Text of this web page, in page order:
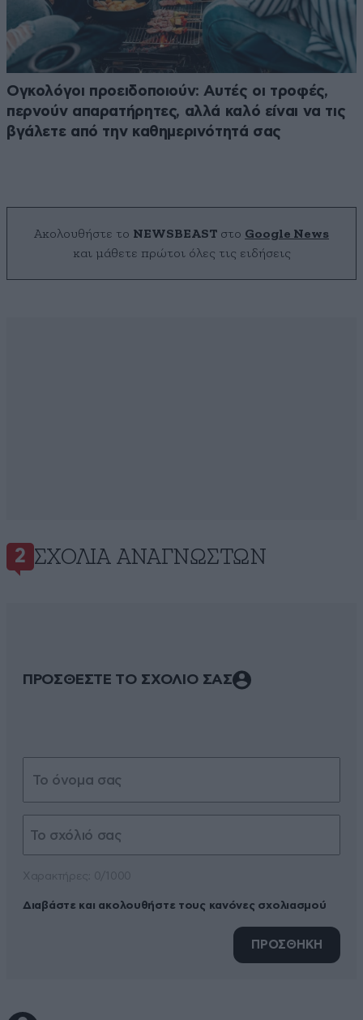
Ογκολόγοι προειδοποιούν: Αυτές οι τροφές,
περνούν απαρατήρητες, αλλά καλό είναι να τις
βγάλετε από την καθημερινότητά σας
Ακολουθήστε το NEWSBEAST στο Google News
και μάθετε πρώτοι όλες τις ειδήσεις
2 ΣΧΌΛΙΑ ΑΝΑΓΝΩΣΤΏΝ
ΠΡΟΣΘΕΣΤΕ ΤΟ ΣΧΟΛΙΟ ΣΑΣ
Διαβάστε και ακολουθήστε τους κανόνες σχολιασμού
ΠΡΟΣΘΗΚΗ